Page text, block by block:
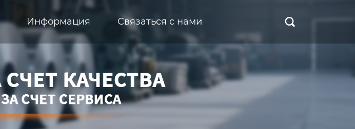
Информация Связаться с нами 